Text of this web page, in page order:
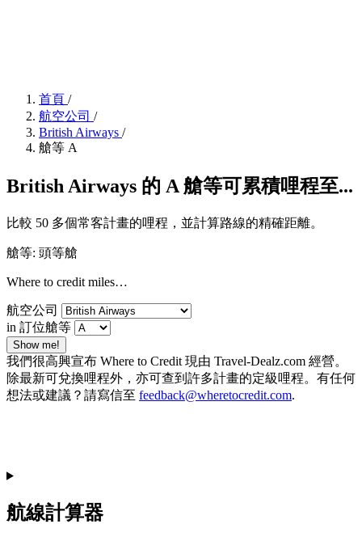
首頁 /
航空公司 /
British Airways /
艙等 A
British Airways 的 A 艙等可累積哩程至...
比較 50 多個常客計畫的哩程，並計算路線的精確距離。
艙等: 頭等艙
Where to credit miles…
航空公司
in 訂位艙等
Show me!
我們很高興宣布 Where to Credit 現由 Travel-Dealz.com 經營。
除最新可兌換哩程外，亦可查到許多計畫的定級哩程。有任何
想法或建議？請寫信至 feedback@wheretocredit.com.
航線計算器